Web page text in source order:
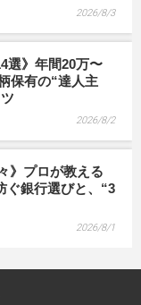
2026/8/3
選》年間20万〜
保有の“達人主
2026/8/2
》プロが教える
ぐ銀行選びと、“3
2026/8/1